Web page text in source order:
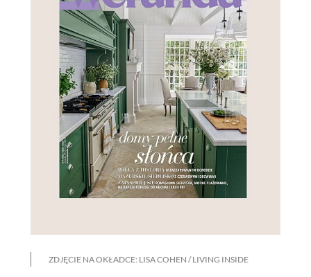
ZDJĘCIE NA OKŁADCE: LISA COHEN / LIVING INSIDE